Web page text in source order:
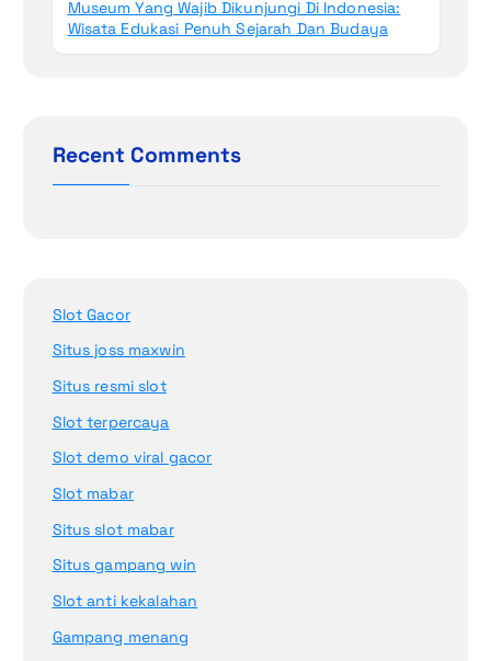
Museum Yang Wajib Dikunjungi Di Indonesia:
Wisata Edukasi Penuh Sejarah Dan Budaya
Recent Comments
Slot Gacor
Situs joss maxwin
Situs resmi slot
Slot terpercaya
Slot demo viral gacor
Slot mabar
Situs slot mabar
Situs gampang win
Slot anti kekalahan
Gampang menang